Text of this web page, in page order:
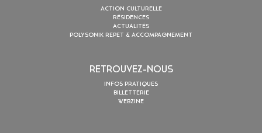
ACTION CULTURELLE
RÉSIDENCES
ACTUALITÉS
POLYSONIK REPET & ACCOMPAGNEMENT
RETROUVEZ-NOUS
INFOS PRATIQUES
BILLETTERIE
WEBZINE